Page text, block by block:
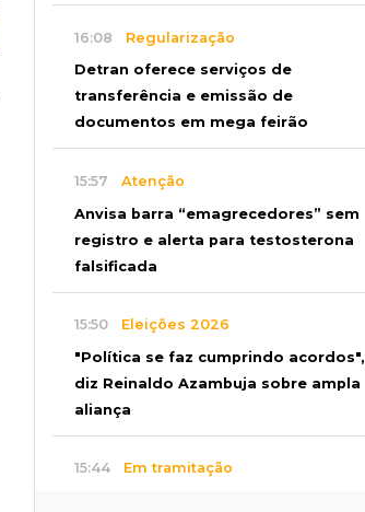
16:08 Regularização
Detran oferece serviços de
transferência e emissão de
documentos em mega feirão
15:57 Atenção
Anvisa barra “emagrecedores” sem
registro e alerta para testosterona
falsificada
15:50 Eleições 2026
"Política se faz cumprindo acordos",
diz Reinaldo Azambuja sobre ampla
aliança
15:44 Em tramitação